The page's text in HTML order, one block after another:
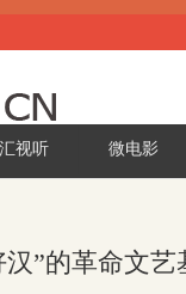
汇视听 微电影
汉”的革命文艺